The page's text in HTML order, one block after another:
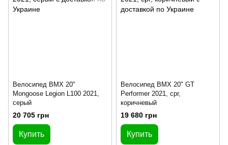
Велосипед BMX 20"
Mongoose Legion L100 2021,
серый
20 705 грн
Купить
Велосипед BMX 20" GT
Performer 2021, cpr,
коричневый
19 680 грн
Купить